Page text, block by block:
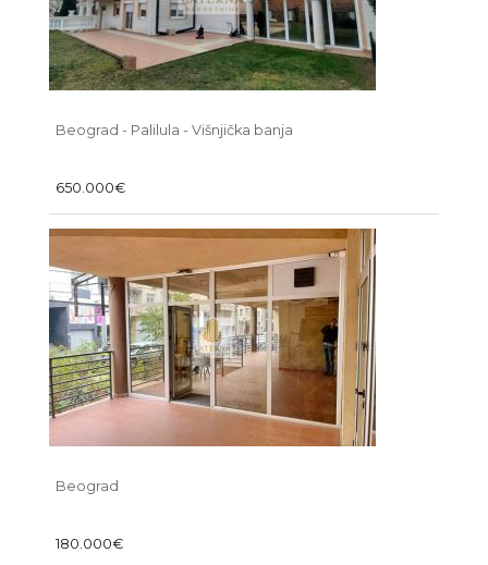
Beograd - Palilula - Višnjička banja
650.000€
Beograd
180.000€